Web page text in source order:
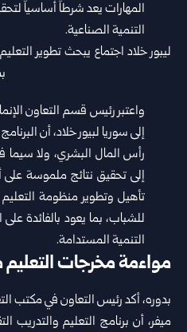
المهارات يعد شرطاً أساسياً
التنمية الصناعية.‏
واعتبر رئيس قسم التعاون
إلى سوريا لبيور خلاد، أن
‏رأس المال البشري، ولا سيما
إلى تحقيق نتائج ملموسة
تأهيل وتطوير ‏منظومة
للشباب، بما يعود بالفائدة
التنمية المستدامة.‏
مواءمة مخرجات
بدوره، أكد رئيس التعاون في مكتب
ميفر، أن برنامج التعليم والتدريب